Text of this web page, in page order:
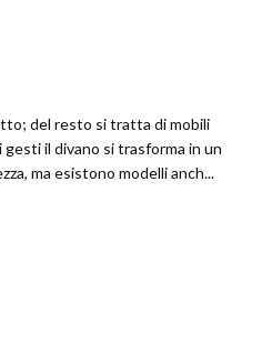
del resto si tratta di mobili
il divano si trasforma in un
ma esistono modelli anch...